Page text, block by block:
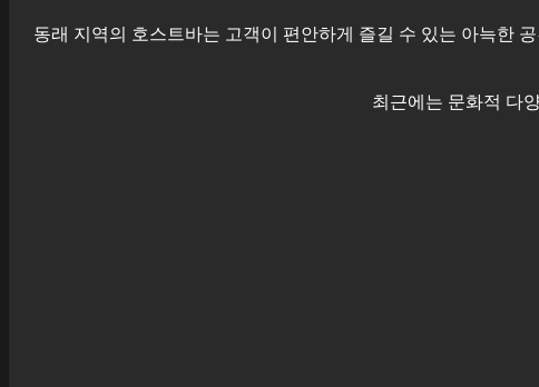
동래 지역의 호스트바는 고객이 편안하게 즐길 수 있는 아늑한
최근에는 문화적 다